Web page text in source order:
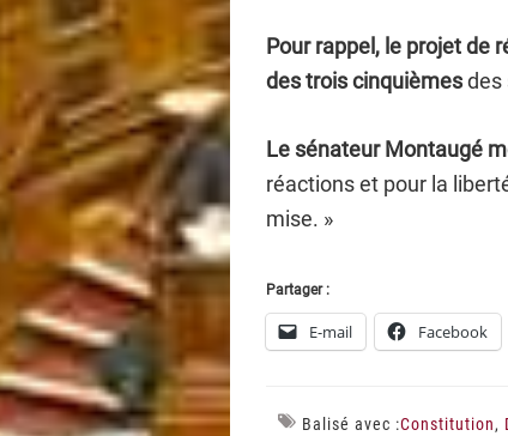
Pour rappel, le projet de
des trois cinquièmesdes
Le sénateur Montaugé
réactions et pour la
mise. »
Partager :
E-mail Facebook
Balisé avec :Constitution,